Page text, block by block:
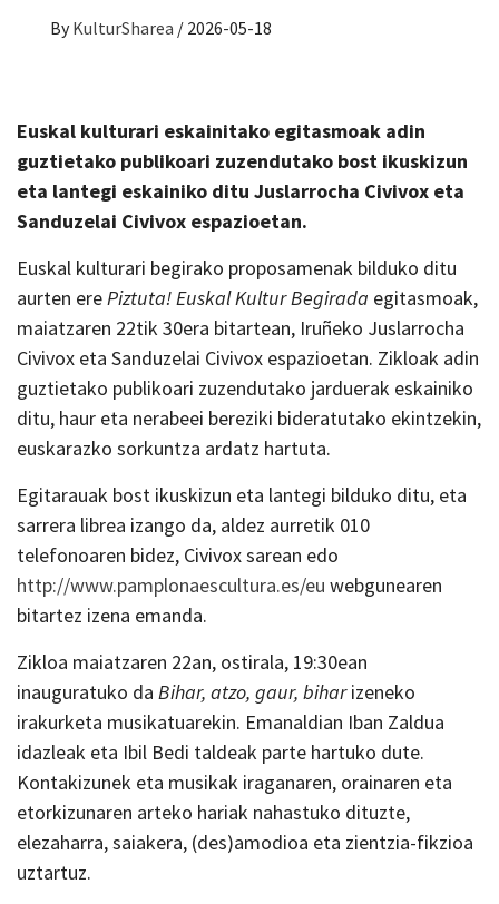
By KulturSharea / 2026-05-18
Euskal kulturari eskainitako egitasmoak adin
guztietako publikoari zuzendutako bost ikuskizun
eta lantegi eskainiko ditu Juslarrocha Civivox eta
Sanduzelai Civivox espazioetan.
Euskal kulturari begirako proposamenak bilduko ditu
aurten erePiztuta! Euskal Kultur Begirada egitasmoak,
maiatzaren 22tik 30era bitartean, Iruñeko Juslarrocha
Civivox eta Sanduzelai Civivox espazioetan. Zikloak adin
guztietako publikoari zuzendutako jarduerak eskainiko
ditu, haur eta nerabeei bereziki bideratutako ekintzekin,
euskarazko sorkuntza ardatz hartuta.
Egitarauak bost ikuskizun eta lantegi bilduko ditu, eta
sarrera librea izango da, aldez aurretik 010
telefonoaren bidez, Civivox sarean edo
http://www.pamplonaescultura.es/eu webgunearen
bitartez izena emanda.
Zikloa maiatzaren 22an, ostirala, 19:30ean
inauguratuko da Bihar, atzo, gaur, biharizeneko
irakurketa musikatuarekin. Emanaldian Iban Zaldua
idazleak eta Ibil Bedi taldeak parte hartuko dute.
Kontakizunek eta musikak iraganaren, orainaren eta
etorkizunaren arteko hariak nahastuko dituzte,
elezaharra, saiakera, (des)amodioa eta zientzia-fikzioa
uztartuz.